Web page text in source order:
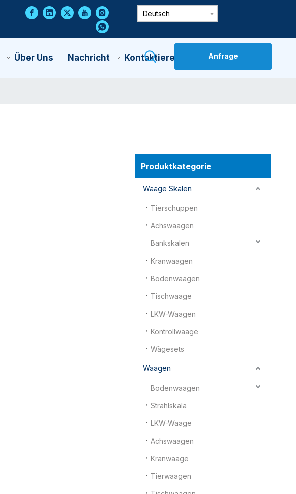
Deutsch
Über Uns Nachricht Kontaktiere Uns Anfrage
Produktkategorie
Waage Skalen
Tierschuppen
Achswaagen
Bankskalen
Kranwaagen
Bodenwaagen
Tischwaage
LKW-Waagen
Kontrollwaage
Wägesets
Waagen
Bodenwaagen
Strahlskala
LKW-Waage
Achswaagen
Kranwaage
Tierwaagen